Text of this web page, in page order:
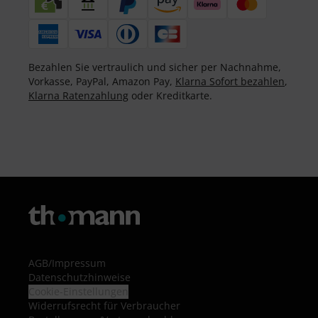
Bezahlen Sie vertraulich und sicher per Nachnahme,
Vorkasse, PayPal, Amazon Pay, Klarna Sofort bezahlen,
Klarna Ratenzahlung oder Kreditkarte.
AGB/Impressum
Datenschutzhinweise
Widerrufsrecht für Verbraucher